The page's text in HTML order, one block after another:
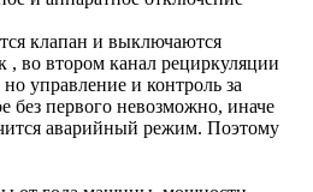
клапан и выключаются
во втором канал рециркуляции
управление и контроль за
без первого невозможно, иначе
аварийный режим. Поэтому